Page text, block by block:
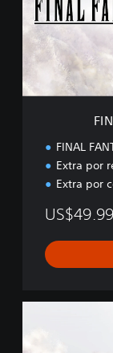
N
S
Y
FINAL
Extra por
Extra por
US$49.99